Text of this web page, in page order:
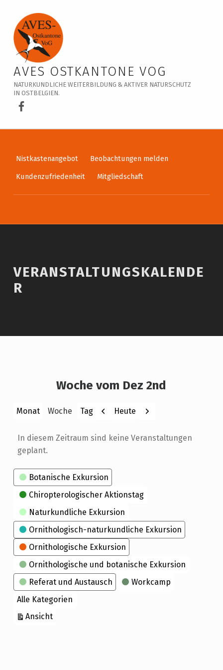
Veranstaltungskalender – AVES Ostkantone VoG
AVES OSTKANTONE VOG
NATURKUNDLICHE WEITERBILDUNG & AKTIVER NATURSCHUTZ
IN OSTBELGIEN.
AVES Ostkantone bei Facebook
Nistkastenangebot
Beobachtungen melden
Kundenzufriedenheit
Mitgliedschaft
VERANSTALTUNGSKALENDE
R
Woche vom Dez 2nd
Monat Woche Tag Zurück
Heute Weiter
In diesem Zeitraum sind keine Veranstaltungen
geplant.
Kategorien
Botanische Exkursion
Chiropterologischer Aktionstag
Naturkundliche Exkursion
Ornithologisch-naturkundliche Exkursion
Ornithologische Exkursion
Ornithologische und botanische Exkursion
Referat und Austausch
Workcamp
Alle Kategorien
Ansichtausdrucken